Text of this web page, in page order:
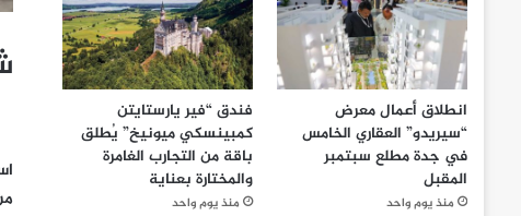
انطلاق أعمال معرض
“سيريدو” العقاري الخامس
في جدة مطلع سبتمبر
المقبل
منذ يوم واحد
فندق “فير يارستايتن
كمبينسكي ميونيخ” يُطلق
باقة من التجارب الغامرة
والمختارة بعناية
منذ يوم واحد